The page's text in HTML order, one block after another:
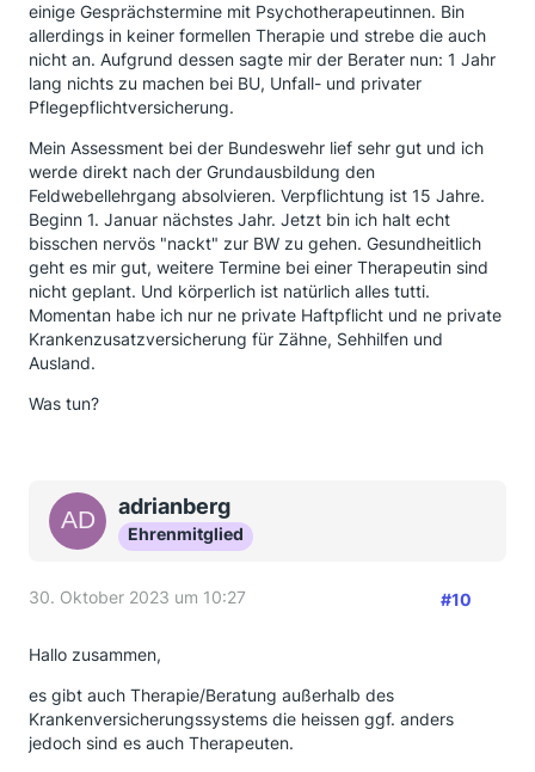
einige Gesprächstermine mit Psychotherapeutinnen. Bin
allerdings in keiner formellen Therapie und strebe die auch
nicht an. Aufgrund dessen sagte mir der Berater nun: 1 Jahr
lang nichts zu machen bei BU, Unfall- und privater
Pflegepflichtversicherung.
Mein Assessment bei der Bundeswehr lief sehr gut und ich
werde direkt nach der Grundausbildung den
Feldwebellehrgang absolvieren. Verpflichtung ist 15 Jahre.
Beginn 1. Januar nächstes Jahr. Jetzt bin ich halt echt
bisschen nervös "nackt" zur BW zu gehen. Gesundheitlich
geht es mir gut, weitere Termine bei einer Therapeutin sind
nicht geplant. Und körperlich ist natürlich alles tutti.
Momentan habe ich nur ne private Haftpflicht und ne private
Krankenzusatzversicherung für Zähne, Sehhilfen und
Ausland.
Was tun?
adrianberg
Ehrenmitglied
30. Oktober 2023 um 10:27 #10
Hallo zusammen,
es gibt auch Therapie/Beratung außerhalb des
Krankenversicherungssystems die heissen ggf. anders
jedoch sind es auch Therapeuten.